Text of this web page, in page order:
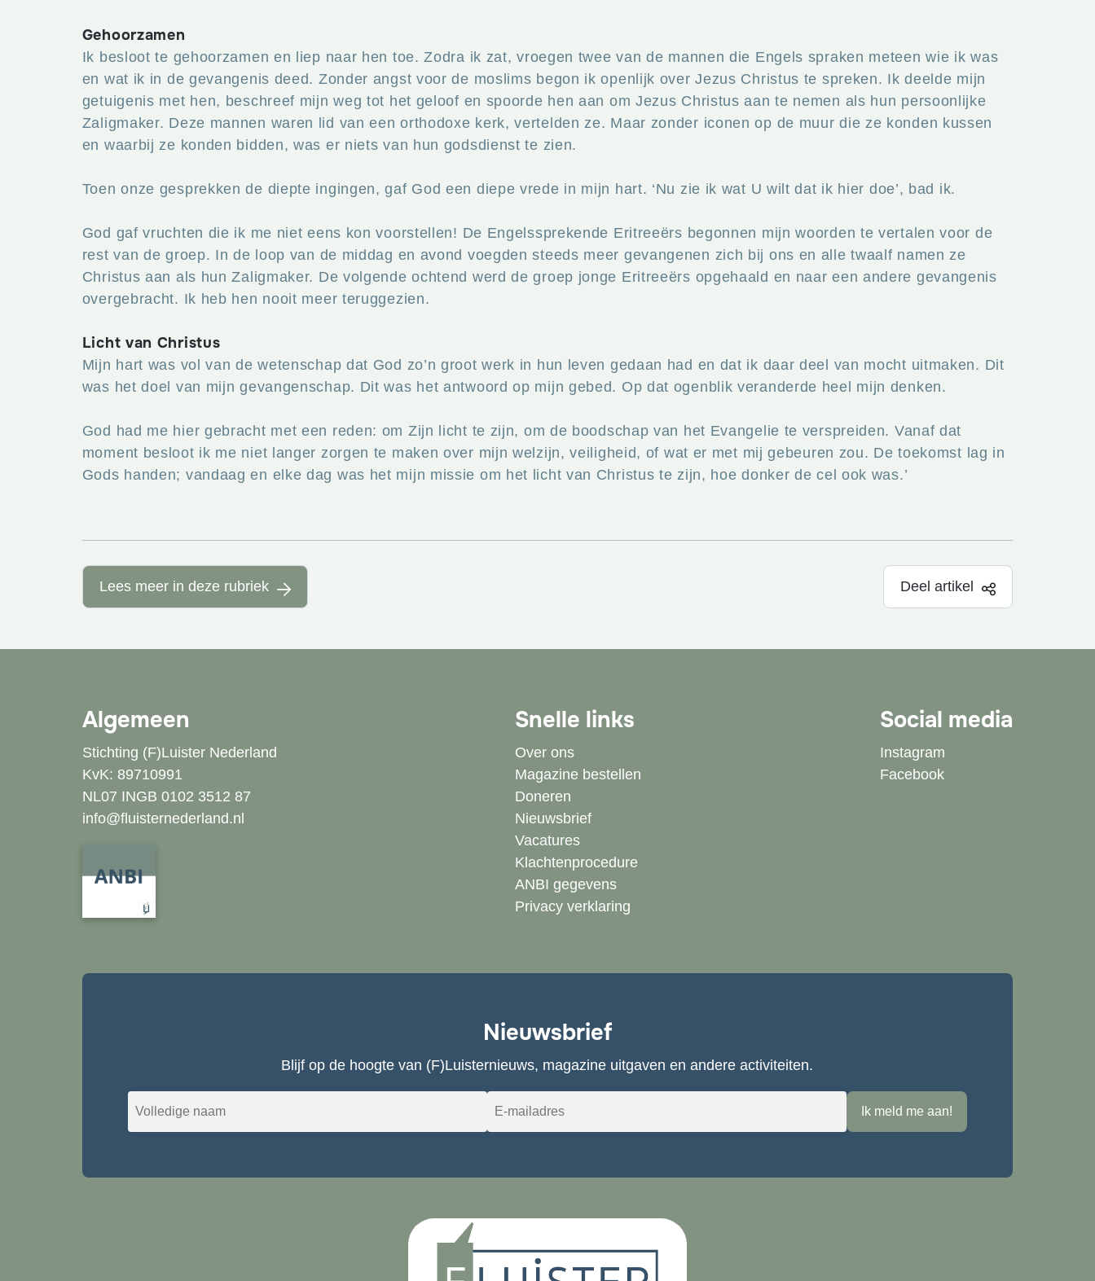
Gehoorzamen
Ik besloot te gehoorzamen en liep naar hen toe. Zodra ik zat, vroegen twee van de mannen die Engels spraken meteen wie ik was
en wat ik in de gevangenis deed. Zonder angst voor de moslims begon ik openlijk over Jezus Christus te spreken. Ik deelde mijn
getuigenis met hen, beschreef mijn weg tot het geloof en spoorde hen aan om Jezus Christus aan te nemen als hun persoonlijke
Zaligmaker. Deze mannen waren lid van een orthodoxe kerk, vertelden ze. Maar zonder iconen op de muur die ze konden kussen
en waarbij ze konden bidden, was er niets van hun godsdienst te zien.
Toen onze gesprekken de diepte ingingen, gaf God een diepe vrede in mijn hart. ‘Nu zie ik wat U wilt dat ik hier doe’, bad ik.
God gaf vruchten die ik me niet eens kon voorstellen! De Engelssprekende Eritreeërs begonnen mijn woorden te vertalen voor de
rest van de groep. In de loop van de middag en avond voegden steeds meer gevangenen zich bij ons en alle twaalf namen ze
Christus aan als hun Zaligmaker. De volgende ochtend werd de groep jonge Eritreeërs opgehaald en naar een andere gevangenis
overgebracht. Ik heb hen nooit meer teruggezien.
Licht van Christus
Mijn hart was vol van de wetenschap dat God zo’n groot werk in hun leven gedaan had en dat ik daar deel van mocht uitmaken. Dit
was het doel van mijn gevangenschap. Dit was het antwoord op mijn gebed. Op dat ogenblik veranderde heel mijn denken.
God had me hier gebracht met een reden: om Zijn licht te zijn, om de boodschap van het Evangelie te verspreiden. Vanaf dat
moment besloot ik me niet langer zorgen te maken over mijn welzijn, veiligheid, of wat er met mij gebeuren zou. De toekomst lag in
Gods handen; vandaag en elke dag was het mijn missie om het licht van Christus te zijn, hoe donker de cel ook was.’
Lees meer in deze rubriek Deel artikel
Algemeen
Stichting (F)Luister Nederland
KvK: 89710991
NL07 INGB 0102 3512 87
info@fluisternederland.nl
Snelle links
Over ons
Magazine bestellen
Doneren
Nieuwsbrief
Vacatures
Klachtenprocedure
ANBI gegevens
Privacy verklaring
Social media
Instagram
Facebook
Nieuwsbrief
Blijf op de hoogte van (F)Luisternieuws, magazine uitgaven en andere activiteiten.
Ik meld me aan!